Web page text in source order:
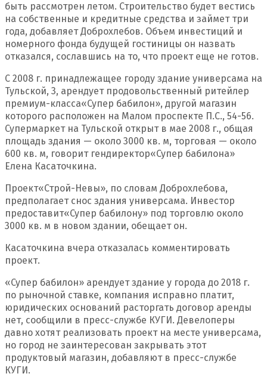
быть рассмотрен летом. Строительство будет вестись
на собственные и кредитные средства и займет три
года, добавляет Доброхлебов. Объем инвестиций и
номерного фонда будущей гостиницы он назвать
отказался, сославшись на то, что проект еще не готов.
С 2008 г. принадлежащее городу здание универсама на
Тульской, 3, арендует продовольственный ритейлер
премиум-класса«Супер бабилон», другой магазин
которого расположен на Малом проспекте П.С., 54-56.
Супермаркет на Тульской открыт в мае 2008 г., общая
площадь здания — около 3000 кв. м, торговая — около
600 кв. м, говорит гендиректор«Супер бабилона»
Елена Касаточкина.
Проект«Строй-Невы», по словам Доброхлебова,
предполагает снос здания универсама. Инвестор
предоставит«Супер бабилону» под торговлю около
3000 кв. м в новом здании, обещает он.
Касаточкина вчера отказалась комментировать
проект.
«Супер бабилон» арендует здание у города до 2018 г.
по рыночной ставке, компания исправно платит,
юридических оснований расторгать договор аренды
нет, сообщили в пресс-службе КУГИ. Девелоперы
давно хотят реализовать проект на месте универсама,
но город не заинтересован закрывать этот
продуктовый магазин, добавляют в пресс-службе
КУГИ.